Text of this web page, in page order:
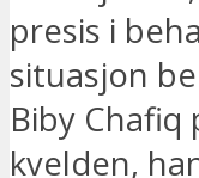
presis i
situasjon
Biby
kvelden,